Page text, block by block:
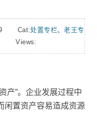
29 Cat:处置专栏、老王专
Views:
产”。企业发展过程中
闲置资产容易造成资源